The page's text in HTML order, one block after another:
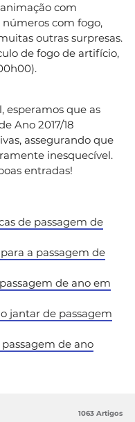
com
números com fogo,
outras surpresas.
de fogo de artifício,
esperamos que as
Ano 2017/18
assegurando que
inesquecível.
entradas!
de passagem de
a passagem de
de ano em
jantar de passagem
passagem de ano
1063 Artigos